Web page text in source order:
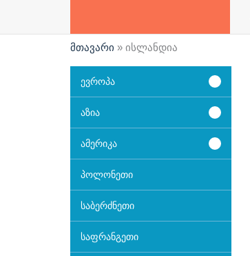
მთავარი » ისლანდია
ევროპა
აზია
ამერიკა
პოლონეთი
საბერძნეთი
საფრანგეთი